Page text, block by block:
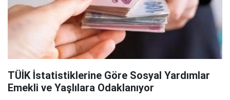
TÜİK İstatistiklerine Göre Sosyal Yardımlar
Emekli ve Yaşlılara Odaklanıyor